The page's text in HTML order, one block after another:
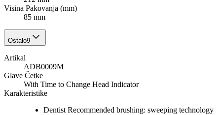
Visina Pakovanja (mm)
85 mm
Ostalo9
Artikal
ADB0009M
Glave Četke
With Time to Change Head Indicator
Karakteristike
Dentist Recommended brushing: sweeping technology